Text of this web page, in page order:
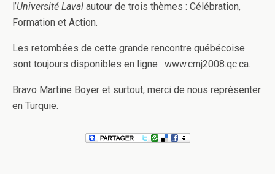
l’Université Laval autour de trois thèmes : Célébration,
Formation et Action.
Les retombées de cette grande rencontre québécoise
sont toujours disponibles en ligne : www.cmj2008.qc.ca.
Bravo Martine Boyer et surtout, merci de nous représenter
en Turquie.